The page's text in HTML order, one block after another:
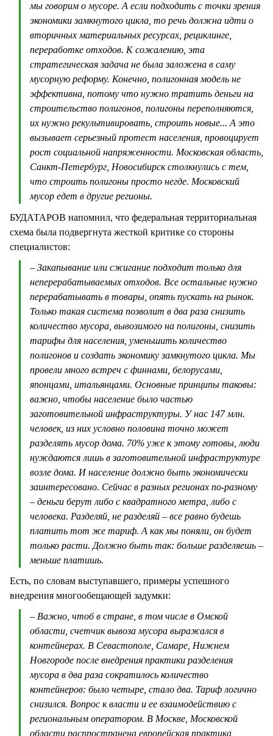
мы говорим о мусоре. А если подходить с точки зрения
экономики замкнутого цикла, то речь должна идти о
вторичных материальных ресурсах, рециклинге,
переработке отходов. К сожалению, эта
стратегическая задача не была заложена в саму
мусорную реформу. Конечно, полигонная модель не
эффективна, потому что нужно тратить деньги на
строительство полигонов, полигоны переполняются,
их нужно рекультивировать, строить новые... А это
вызывает серьезный протест населения, провоцирует
рост социальной напряженности. Московская область,
Санкт-Петербург, Новосибирск столкнулись с тем,
что строить полигоны просто негде. Московский
мусор едет в другие регионы.
БУДАТАРОВ напомнил, что федеральная территориальная
схема была подвергнута жесткой критике со стороны
специалистов:
– Закапывание или сжигание подходит только для
неперерабатываемых отходов. Все остальные нужно
перерабатывать в товары, опять пускать на рынок.
Только такая система позволит в два раза снизить
количество мусора, вывозимого на полигоны, снизить
тарифы для населения, уменьшить количество
полигонов и создать экономику замкнутого цикла. Мы
провели много встреч с финнами, белорусами,
японцами, итальянцами. Основные принципы таковы:
важно, чтобы население было частью
заготовительной инфраструктуры. У нас 147 млн.
человек, из них условно половина точно может
разделять мусор дома. 70% уже к этому готовы, люди
нуждаются лишь в заготовительной инфраструктуре
возле дома. И население должно быть экономически
заинтересовано. Сейчас в разных регионах по-разному
– деньги берут либо с квадратного метра, либо с
человека. Разделяй, не разделяй – все равно будешь
платить тот же тариф. А как мы поняли, он будет
только расти. Должно быть так: больше разделяешь –
меньше платишь.
Есть, по словам выступавшего, примеры успешного
внедрения многообещающей задумки:
– Важно, чтоб в стране, в том числе в Омской
области, счетчик вывоза мусора выражался в
контейнерах. В Севастополе, Самаре, Нижнем
Новгороде после внедрения практики разделения
мусора в два раза сократилось количество
контейнеров: было четыре, стало два. Тариф логично
снизился. Вопрос к власти и ее взаимодействию с
региональным оператором. В Москве, Московской
области распространена европейская практика